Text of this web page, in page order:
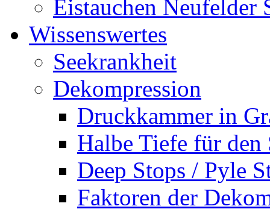
Eistauchen Neufelder
Wissenswertes
Seekrankheit
Dekompression
Druckkammer in
Halbe Tiefe für den
Deep Stops / Pyle
Faktoren der